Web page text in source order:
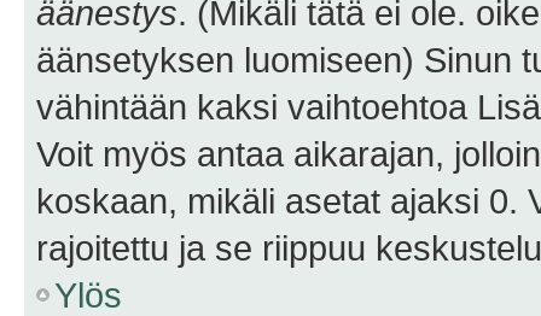
äänestys. (Mikäli tätä ei ole.
äänsetyksen luomiseen) Sinun
vähintään kaksi vaihtoehtoa
Voit myös antaa aikarajan,
koskaan, mikäli asetat ajaksi 0.
rajoitettu ja se riippuu
Ylös